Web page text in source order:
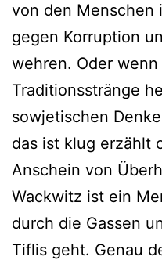
von den Menschen
gegen Korruption
wehren. Oder
Traditionsstränge
sowjetischen
das ist klug erzählt
Anschein von
Wackwitz ist ein
durch die Gassen
Tiflis geht. Genau